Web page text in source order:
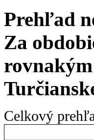
Prehľad
Za
Celkový